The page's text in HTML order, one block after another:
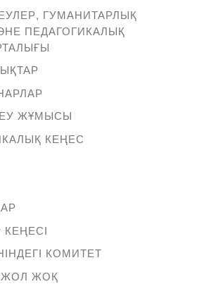
ГУМАНИТАРЛЫҚ
ПЕДАГОГИКАЛЫҚ
ЖҰМЫСЫ
КЕҢЕС
КОМИТЕТ
ЖОҚ